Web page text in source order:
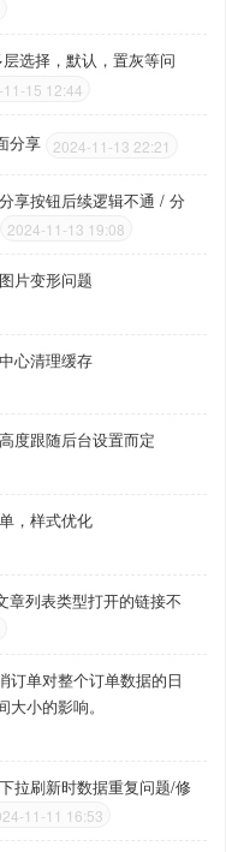
选择，默认，置灰等问
15 12:44
分享 2024-11-13 22:21
享按钮后续逻辑不通 / 分
2024-11-13 19:08
片变形问题
心清理缓存
度跟随后台设置而定
，样式优化
章列表类型打开的链接不
订单对整个订单数据的日
小的影响。
拉刷新时数据重复问题/修
11-11 16:53